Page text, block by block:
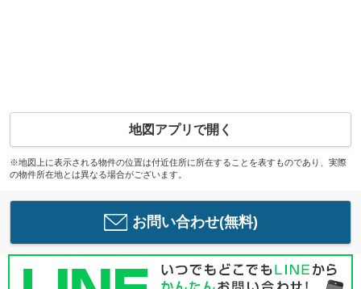
地図アプリで開く
※地図上に表示される物件の位置は付近住所に所在することを表すものであり、実際
の物件所在地とは異なる場合がございます。
お問い合わせ(無料)